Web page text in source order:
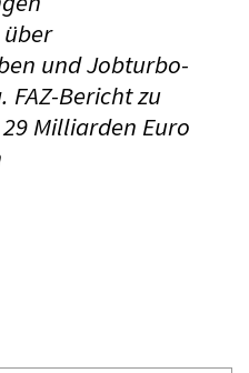
und Jobturbo-
FAZ-Bericht zu
Milliarden Euro